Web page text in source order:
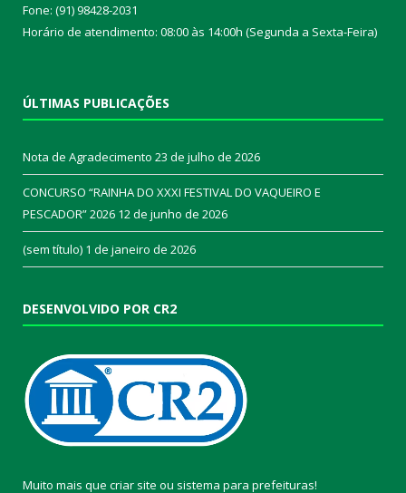
Fone: (91) 98428-2031
Horário de atendimento: 08:00 às 14:00h (Segunda a Sexta-Feira)
ÚLTIMAS PUBLICAÇÕES
Nota de Agradecimento 23 de julho de 2026
CONCURSO “RAINHA DO XXXI FESTIVAL DO VAQUEIRO E
PESCADOR” 2026 12 de junho de 2026
(sem título) 1 de janeiro de 2026
DESENVOLVIDO POR CR2
Muito mais que criar site ou sistema para prefeituras!